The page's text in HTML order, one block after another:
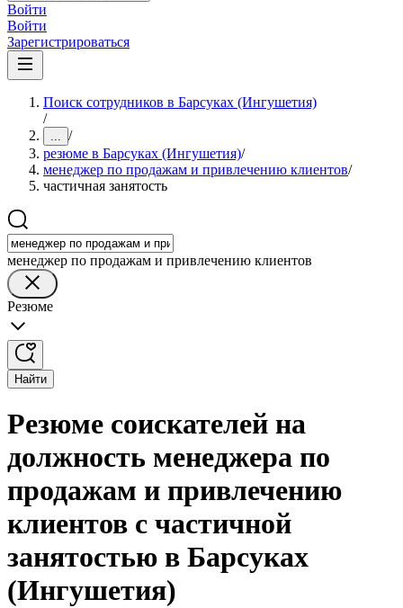
Войти
Войти
Зарегистрироваться
Поиск сотрудников в Барсуках (Ингушетия)
/
... /
резюме в Барсуках (Ингушетия)/
менеджер по продажам и привлечению клиентов/
частичная занятость
менеджер по продажам и привлечению клиентов
Резюме
Найти
Резюме соискателей на
должность менеджера по
продажам и привлечению
клиентов с частичной
занятостью в Барсуках
(Ингушетия)